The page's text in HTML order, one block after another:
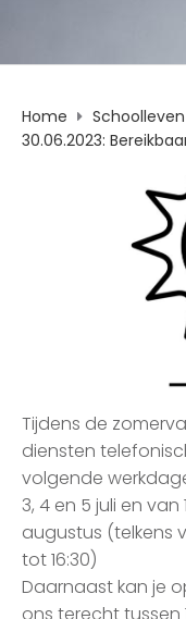
Home Schoolleven
30.06.2023:
Tijdens de
diensten
volgende
3, 4 en 5 juli en
augustus (telkens
tot 16:30)
Daarnaast kan je